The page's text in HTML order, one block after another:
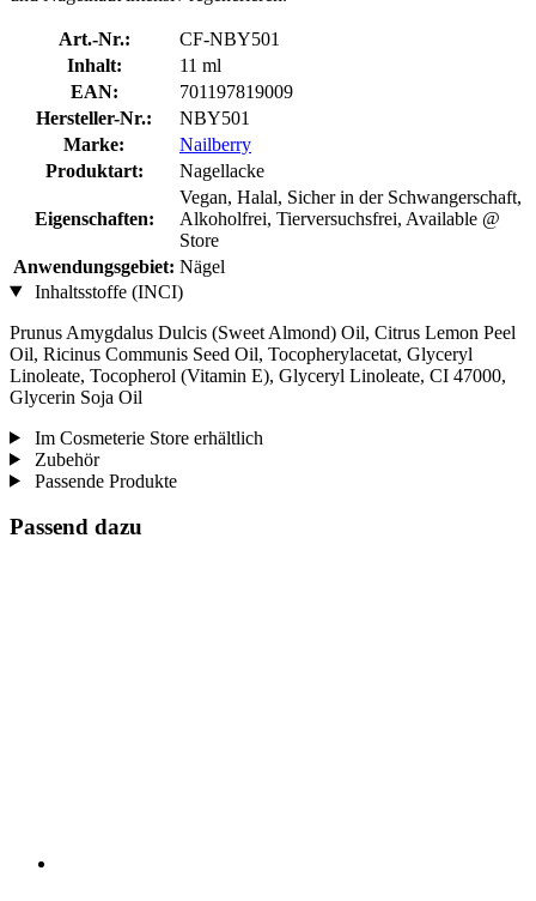
Art.-Nr.:
CF-NBY501
Inhalt:
11 ml
EAN:
701197819009
Hersteller-Nr.:
NBY501
Marke:
Nailberry
Produktart:
Nagellacke
Eigenschaften:
Vegan, Halal, Sicher in der Schwangerschaft,
Alkoholfrei, Tierversuchsfrei, Available @
Store
Anwendungsgebiet: Nägel
Inhaltsstoffe (INCI)
Prunus Amygdalus Dulcis (Sweet Almond) Oil, Citrus Lemon Peel
Oil, Ricinus Communis Seed Oil, Tocopherylacetat, Glyceryl
Linoleate, Tocopherol (Vitamin E), Glyceryl Linoleate, CI 47000,
Glycerin Soja Oil
Im Cosmeterie Store erhältlich
Zubehör
Passende Produkte
Passend dazu